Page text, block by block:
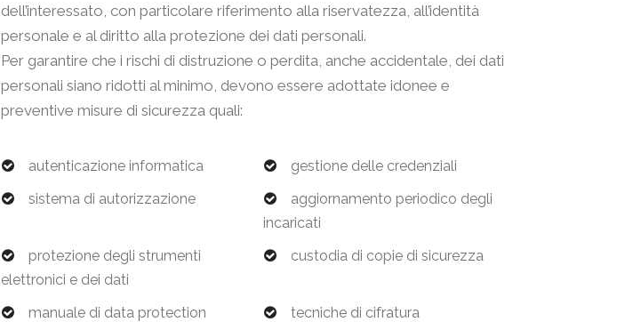
dell’interessato, con particolare riferimento alla riservatezza, all’identità
personale e al diritto alla protezione dei dati personali.
Per garantire che i rischi di distruzione o perdita, anche accidentale, dei dati
personali siano ridotti al minimo, devono essere adottate idonee e
preventive misure di sicurezza quali:
autenticazione informatica
gestione delle credenziali
sistema di autorizzazione
aggiornamento periodico degli
incaricati
protezione degli strumenti
elettronici e dei dati
custodia di copie di sicurezza
manuale di data protection tecniche di cifratura